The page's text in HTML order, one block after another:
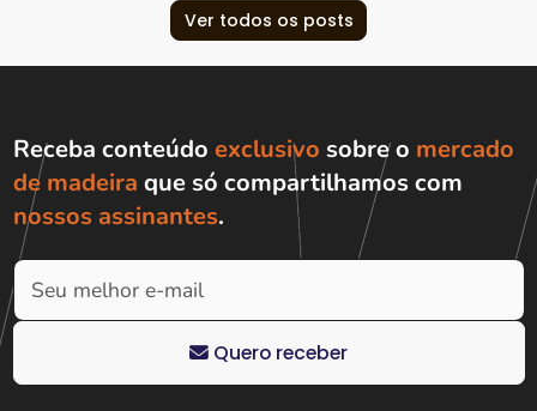
Ver todos os posts
Receba conteúdo exclusivo sobre o mercado
de madeira que só compartilhamos com
nossos assinantes.
Quero receber